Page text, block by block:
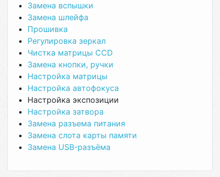
Замена вспышки
Замена шлейфа
Прошивка
Регулировка зеркал
Чистка матрицы CCD
Замена кнопки, ручки
Настройка матрицы
Настройка автофокуса
Настройка экспозиции
Настройка затвора
Замена разъема питания
Замена слота карты памяти
Замена USB-разъёма